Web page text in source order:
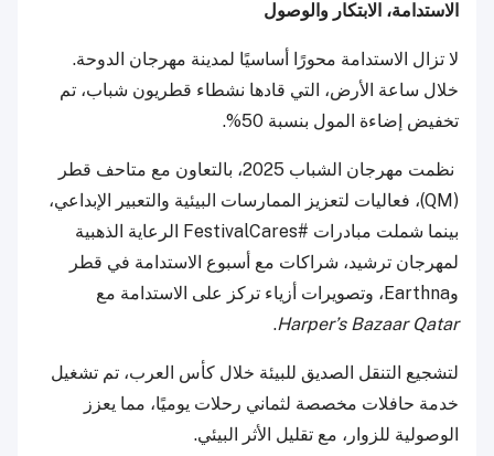
الاستدامة، الابتكار والوصول
لا تزال الاستدامة محورًا أساسيًا لمدينة مهرجان الدوحة.
خلال ساعة الأرض، التي قادها نشطاء قطريون شباب، تم
تخفيض إضاءة المول بنسبة 50%.
نظمت مهرجان الشباب 2025، بالتعاون مع متاحف قطر
(QM)، فعاليات لتعزيز الممارسات البيئية والتعبير الإبداعي،
بينما شملت مبادرات #FestivalCares الرعاية الذهبية
لمهرجان ترشيد، شراكات مع أسبوع الاستدامة في قطر
وEarthna، وتصويرات أزياء تركز على الاستدامة مع
Harper’s Bazaar Qatar
.
لتشجيع التنقل الصديق للبيئة خلال كأس العرب، تم تشغيل
خدمة حافلات مخصصة لثماني رحلات يوميًا، مما يعزز
الوصولية للزوار، مع تقليل الأثر البيئي.